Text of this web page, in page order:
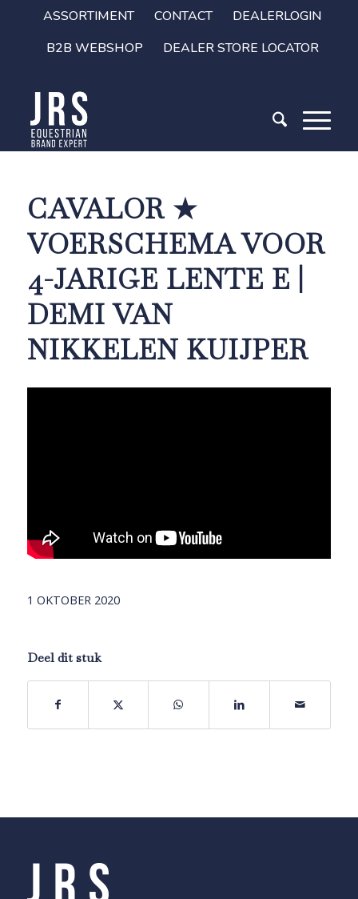
ASSORTIMENT CONTACT
DEALERLOGIN
B2B WEBSHOP
DEALER STORE LOCATOR
CAVALOR ★
VOERSCHEMA VOOR
4-JARIGE LENTE E |
DEMI VAN
NIKKELEN KUIJPER
1 OKTOBER 2020
Deel dit stuk